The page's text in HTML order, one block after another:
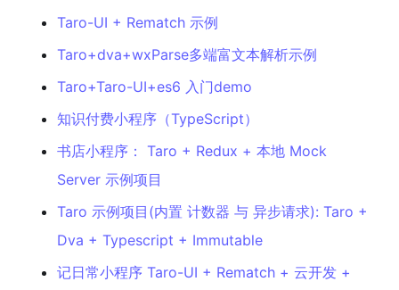
Taro-UI + Rematch 示例
Taro+dva+wxParse多端富文本解析示例
Taro+Taro-UI+es6 入门demo
知识付费小程序（TypeScript）
书店小程序： Taro + Redux + 本地 Mock
Server 示例项目
Taro 示例项目(内置 计数器 与 异步请求): Taro +
Dva + Typescript + Immutable
记日常小程序 Taro-UI + Rematch + 云开发 +